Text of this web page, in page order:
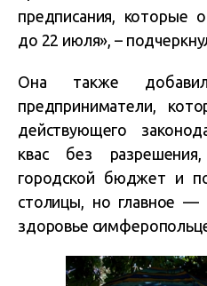
предписания, которые
до 22 июля», –
Она также
предприниматели,
действующего
квас без
городской бюджет и
столицы, но главное —
здоровье